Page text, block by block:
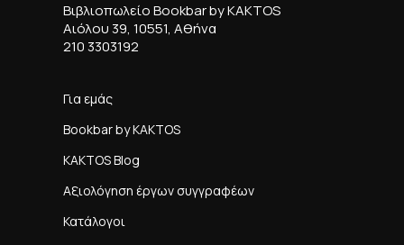
Βιβλιοπωλείο Bookbar by KAKTOS
Αιόλου 39, 10551, Αθήνα
210 3303192
Για εμάς
Bookbar by KAKTOS
KAKTOS Blog
Αξιολόγηση έργων συγγραφέων
Κατάλογοι